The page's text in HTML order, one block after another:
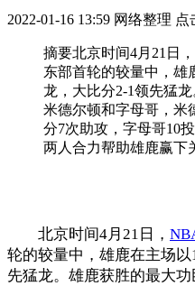
2022-01-16 13:59 网络整理 点
摘要北京时间4月21日
东部首轮的较量中，雄
龙，大比分2-1领先猛
米德尔顿和字母哥，米
分7次助攻，字母哥10
两人合力帮助雄鹿赢下
北京时间4月21日，
轮的较量中，雄鹿在主场
先猛龙。雄鹿获胜的最大